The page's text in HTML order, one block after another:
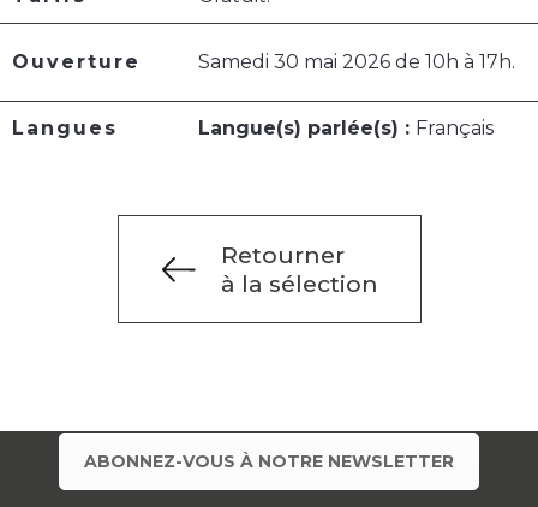
Ouverture Samedi 30 mai 2026 de 10h à 17h.
Langues Langue(s) parlée(s) : Français
Retourner
à la sélection
ABONNEZ-VOUS À NOTRE NEWSLETTER